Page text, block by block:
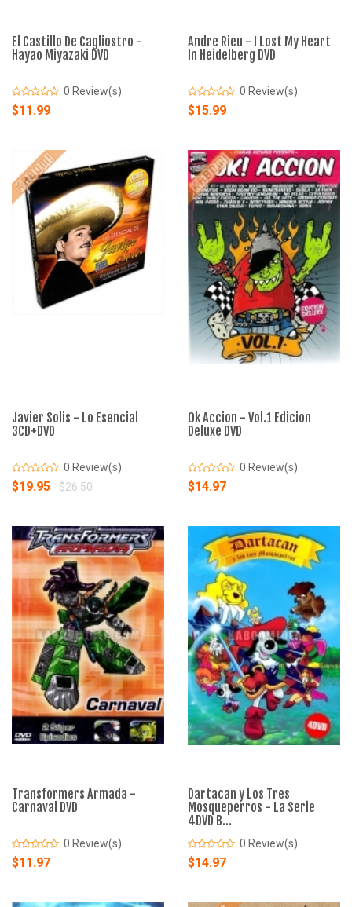
El Castillo De Cagliostro -
Hayao Miyazaki DVD
0 Review(s)
$11.99
Andre Rieu - I Lost My Heart
In Heidelberg DVD
0 Review(s)
$15.99
Javier Solis - Lo Esencial
3CD+DVD
0 Review(s)
$19.95 $26.50
Ok Accion - Vol.1 Edicion
Deluxe DVD
0 Review(s)
$14.97
Transformers Armada -
Carnaval DVD
0 Review(s)
$11.97
Dartacan y Los Tres
Mosqueperros - La Serie
4DVD B...
0 Review(s)
$14.97